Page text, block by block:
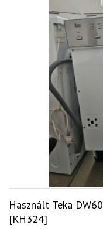
Használt Teka
[KH324]